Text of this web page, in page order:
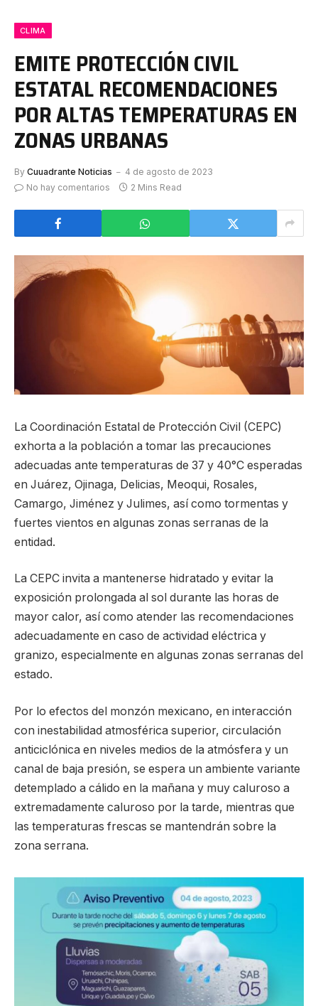
CLIMA
EMITE PROTECCIÓN CIVIL
ESTATAL RECOMENDACIONES
POR ALTAS TEMPERATURAS EN
ZONAS URBANAS
By Cuuadrante Noticias
4 de agosto de 2023
No hay comentarios
2 Mins Read
La Coordinación Estatal de Protección Civil (CEPC)
exhorta a la población a tomar las precauciones
adecuadas ante temperaturas de 37 y 40°C esperadas
en Juárez, Ojinaga, Delicias, Meoqui, Rosales,
Camargo, Jiménez y Julimes, así como tormentas y
fuertes vientos en algunas zonas serranas de la
entidad.
La CEPC invita a mantenerse hidratado y evitar la
exposición prolongada al sol durante las horas de
mayor calor, así como atender las recomendaciones
adecuadamente en caso de actividad eléctrica y
granizo, especialmente en algunas zonas serranas del
estado.
Por lo efectos del monzón mexicano, en interacción
con inestabilidad atmosférica superior, circulación
anticiclónica en niveles medios de la atmósfera y un
canal de baja presión, se espera un ambiente variante
detemplado a cálido en la mañana y muy caluroso a
extremadamente caluroso por la tarde, mientras que
las temperaturas frescas se mantendrán sobre la
zona serrana.